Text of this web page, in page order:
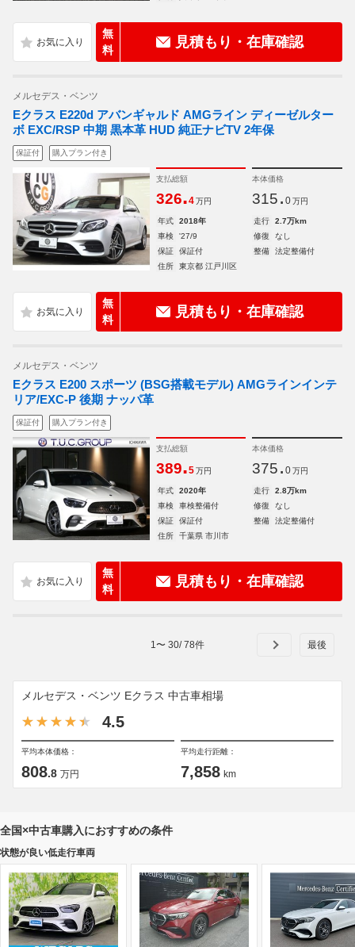
無
料
見積もり・在庫確認
メルセデス・ベンツ
Eクラス E220d アバンギャルド AMGライン ディーゼルター
ボ EXC/RSP 中期 黒本革 HUD 純正ナビTV 2年保
保証付 購入プラン付き
支払総額
326.4 万円
本体価格
315. 0 万円
年式 2018年 走行
2.7万km
車検
'27/9 修復
なし
保証
保証付 整備
法定整備付
住所
東京都 江戸川区
無
料
見積もり・在庫確認
メルセデス・ベンツ
Eクラス E200 スポーツ (BSG搭載モデル) AMGラインインテ
リア/EXC-P 後期 ナッパ革
保証付 購入プラン付き
支払総額
389.5 万円
本体価格
375. 0 万円
年式 2020年 走行
2.8万km
車検
車検整備付 修復
なし
保証
保証付 整備
法定整備付
住所
千葉県 市川市
無
料
見積もり・在庫確認
1 〜 30/78件
メルセデス・ベンツ Eクラス 中古車相場
4.5
平均本体価格：
808.8 万円
平均走行距離：
7,858 km
全国×中古車購入におすすめの条件
状態が良い低走行車両